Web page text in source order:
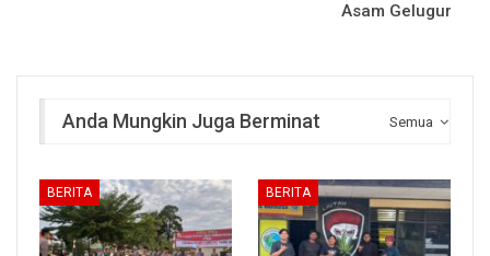
Asam Gelugur
Semua
Anda Mungkin Juga Berminat
BERITA BERITA